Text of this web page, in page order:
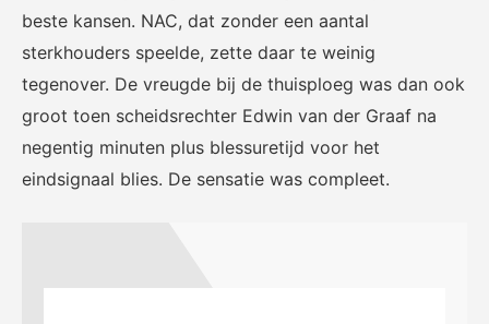
De officiële webshop van de
KNVB.
voor de KNVB. Koop hier je
tickets voor Oranje en de
beste kansen. NAC, dat zonder een aantal
sterkhouders speelde, zette daar te weinig
tegenover. De vreugde bij de thuisploeg was dan ook
groot toen scheidsrechter Edwin van der Graaf na
negentig minuten plus blessuretijd voor het
eindsignaal blies. De sensatie was compleet.